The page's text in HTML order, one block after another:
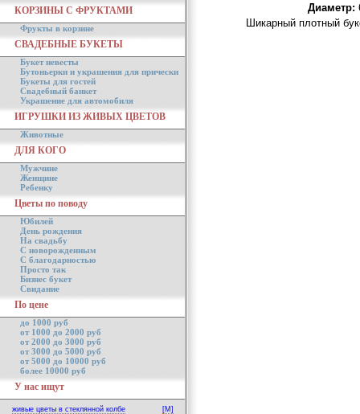
КОРЗИНЫ С ФРУКТАМИ
Фрукты в корзине
СВАДЕБНЫЕ БУКЕТЫ
Букет невесты
Бутоньерки и украшения для прически
Букеты для гостей
Свадебный банкет
Украшение для автомобиля
ИГРУШКИ ИЗ ЖИВЫХ ЦВЕТОВ
Животные
ДЛЯ КОГО
Мужчине
Женщине
Ребенку
Цветы по поводу
Юбилей
День рождения
На свадьбу
С новорожденным
С благодарностью
Просто так
Бизнес букет
Свидание
По цене
до 1000 руб
от 1000 до 2000 руб
от 2000 до 3000 руб
от 3000 до 5000 руб
от 5000 до 10000 руб
более 10000 руб
У нас ищут
живые цветы в стеклянной колбе
[M]
Диаметр:
Шикарный плотный